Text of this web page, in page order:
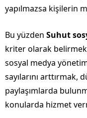
yapılmazsa kişilerin
Bu yüzden Suhut
kriter olarak
sosyal medya
sayılarını arttırmak,
paylaşımlarda
konularda hizmet